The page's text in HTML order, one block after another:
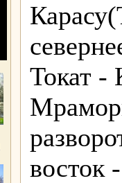
Токат -
восток